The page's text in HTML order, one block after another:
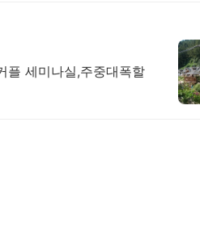
플 세미나실,주중대폭할